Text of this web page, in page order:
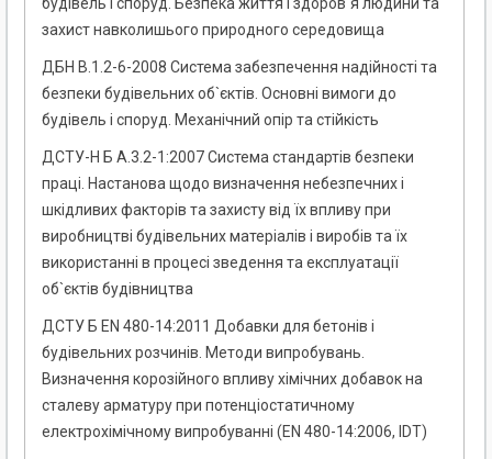
будівель і споруд. Безпека життя і здоров`я людини та
захист навколишього природного середовища
ДБН В.1.2-6-2008 Система забезпечення надійності та
безпеки будівельних об`єктів. Основні вимоги до
будівель і споруд. Механічний опір та стійкість
ДСТУ-Н Б А.3.2-1:2007 Система стандартів безпеки
праці. Настанова щодо визначення небезпечних і
шкідливих факторів та захисту від їх впливу при
виробництві будівельних матеріалів і виробів та їх
використанні в процесі зведення та експлуатації
об`єктів будівництва
ДСТУ Б EN 480-14:2011 Добавки для бетонів і
будівельних розчинів. Методи випробувань.
Визначення корозійного впливу хімічних добавок на
сталеву арматуру при потенціостатичному
електрохімічному випробуванні (EN 480-14:2006, IDT)